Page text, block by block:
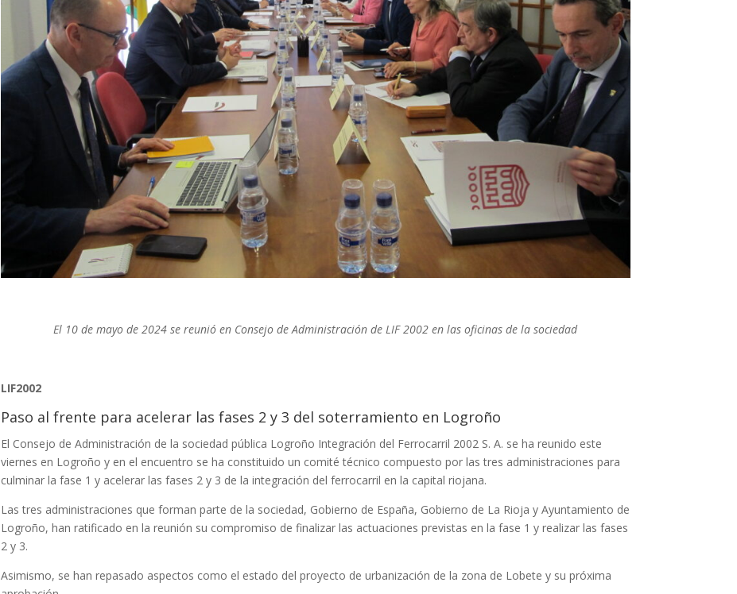
El 10 de mayo de 2024 se reunió en Consejo de Administración de LIF 2002 en las oficinas de la sociedad
LIF2002
Paso al frente para acelerar las fases 2 y 3 del soterramiento en Logroño
El Consejo de Administración de la sociedad pública Logroño Integración del Ferrocarril 2002 S. A. se ha reunido este
viernes en Logroño y en el encuentro se ha constituido un comité técnico compuesto por las tres administraciones para
culminar la fase 1 y acelerar las fases 2 y 3 de la integración del ferrocarril en la capital riojana.
Las tres administraciones que forman parte de la sociedad, Gobierno de España, Gobierno de La Rioja y Ayuntamiento de
Logroño, han ratificado en la reunión su compromiso de finalizar las actuaciones previstas en la fase 1 y realizar las fases
2 y 3.
Asimismo, se han repasado aspectos como el estado del proyecto de urbanización de la zona de Lobete y su próxima